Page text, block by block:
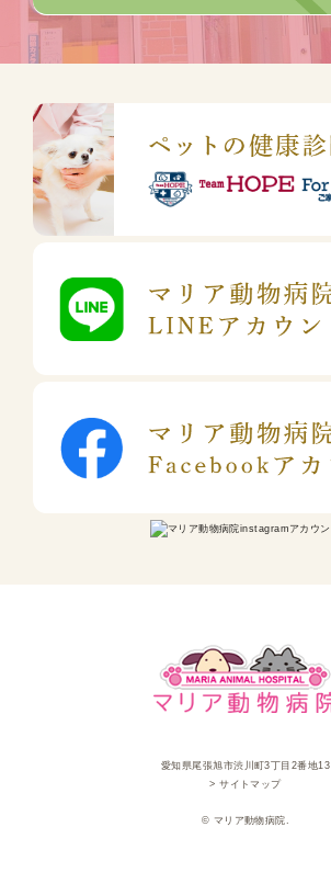
愛知県尾張旭市渋川町3丁目2番地13
> サイトマップ
© マリア動物病院.